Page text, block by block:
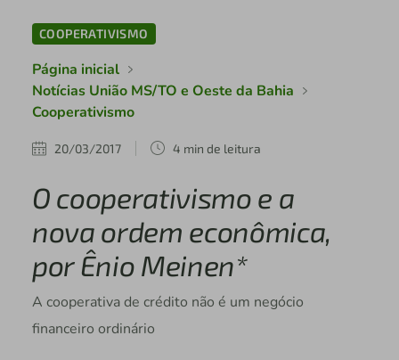
COOPERATIVISMO
Página inicial
Notícias União MS/TO e Oeste da Bahia
Cooperativismo
20/03/2017 4 min de leitura
O cooperativismo e a
nova ordem econômica,
por Ênio Meinen*
A cooperativa de crédito não é um negócio
financeiro ordinário